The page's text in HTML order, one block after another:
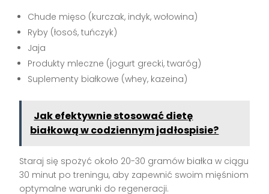
Chude mięso (kurczak, indyk, wołowina)
Ryby (łosoś, tuńczyk)
Jaja
Produkty mleczne (jogurt grecki, twaróg)
Suplementy białkowe (whey, kazeina)
Jak efektywnie stosować dietę
białkową w codziennym jadłospisie?
Staraj się spożyć około 20-30 gramów białka w ciągu
30 minut po treningu, aby zapewnić swoim mięśniom
optymalne warunki do regeneracji.